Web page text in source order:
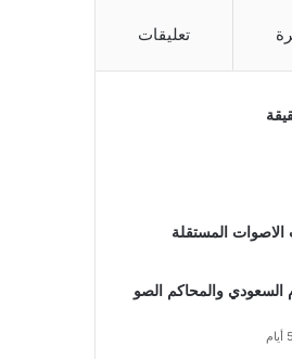
تعليقات
الاصوات المستقلة
السعودي والمحاكم الصو